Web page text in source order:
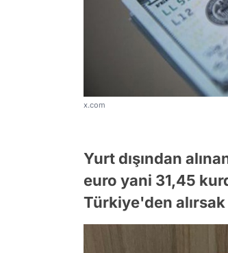
x.com
Yurt dışından
euro yani 31,45
Türkiye'den